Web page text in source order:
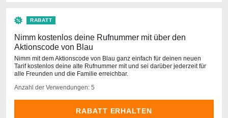
RABATT
Nimm kostenlos deine Rufnummer mit über den
Aktionscode von Blau
Nimm mit dem Aktionscode von Blau ganz einfach für deinen neuen
Tarif kostenlos deine alte Rufnummer mit und sei darüber jederzeit für
alle Freunden und die Familie erreichbar.
Anzahl der Verwendungen: 5
RABATT ERHALTEN